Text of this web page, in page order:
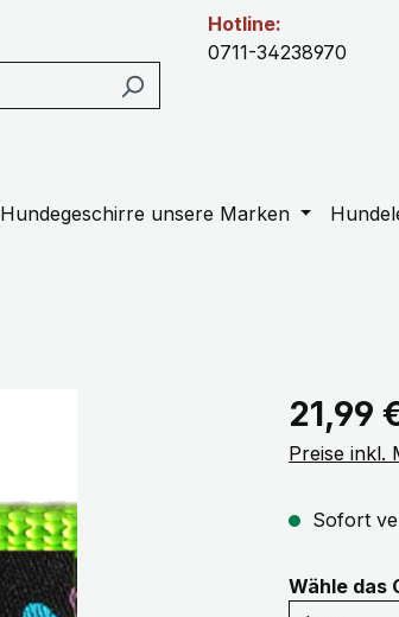
Hotline:
0711-34238970
Hundegeschirre unsere Marken
Regulärer
21,99
Preise inkl.
Sofort
Wähle das